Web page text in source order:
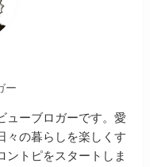
ー
ューブロガーです。愛
々の暮らしを楽しくす
ントピをスタートしま